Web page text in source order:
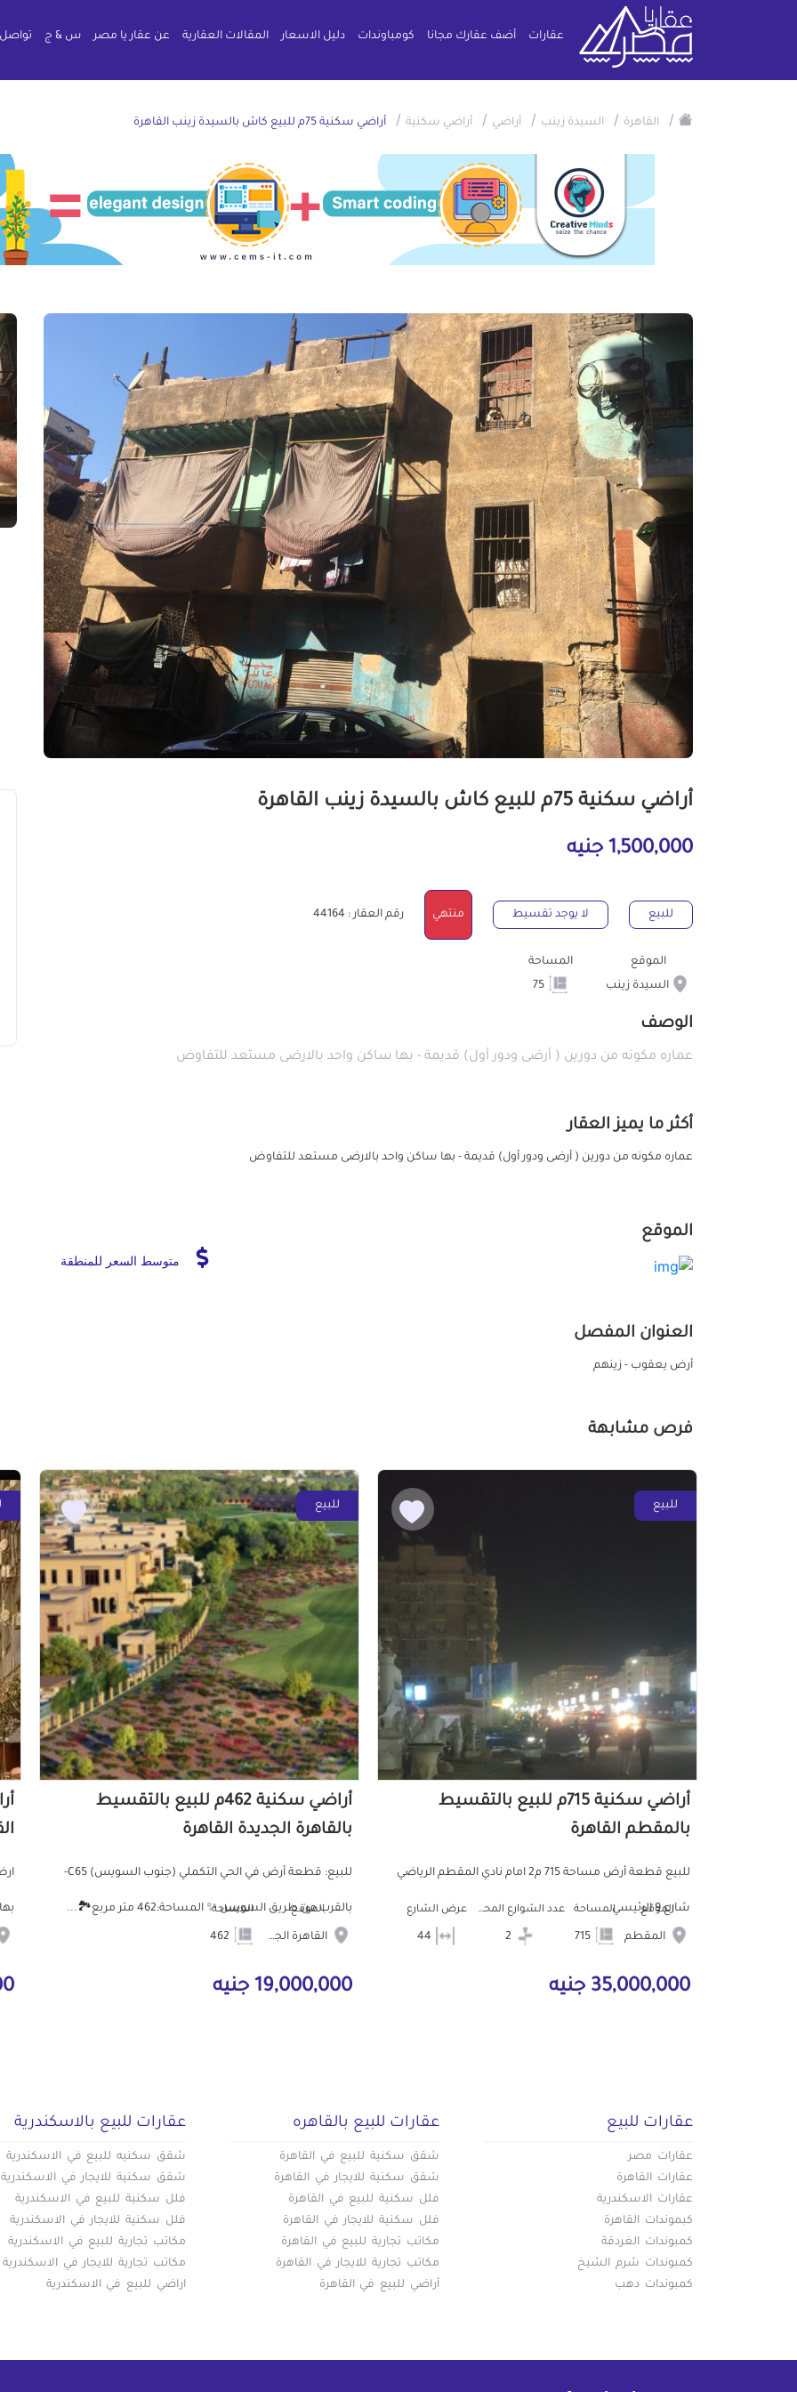
عقارات أضف عقارك مجانا كومباوندات دليل الاسعار المقالات العقارية عن عقار يا مصر س & ج
/ القاهرة / السيدة زينب / أراضي / أراضي سكنية / أراضي سكنية 75م للبيع كاش بالسيدة زينب القاهرة
أراضي سكنية 75م للبيع كاش بالسيدة زينب القاهرة
1,500,000 جنيه
للبيع لا يوجد تقسيط منتهي رقم العقار : 44164
الموقع
السيدة زينب
المساحة
75
الوصف
عماره مكونه من دورين ( أرضى ودور أول) قديمة - بها ساكن واحد بالارضى مستعد للتفاوض
أكثر ما يميز العقار
عماره مكونه من دورين ( أرضى ودور أول) قديمة - بها ساكن واحد بالارضى مستعد للتفاوض
الموقع
متوسط السعر للمنطقة
العنوان المفصل
أرض يعقوب - زينهم
فرص مشابهة
للبيع
أراضي سكنية 715م للبيع بالتقسيط
بالمقطم القاهرة
للبيع قطعة أرض مساحة 715 م2 امام نادي المقطم الرياضي
شارع 9 الرئيسيالموقع
المقطم
المساحة
715
عدد الشوارع المحيطه عرض الشارع
35,000,000 جنيه
للبيع
أراضي سكنية 462م للبيع بالتقسيط
بالقاهرة الجديدة القاهرة
للبيع: قطعة أرض في الحي التكملي (جنوب السويس) C65-
بالقرب من طريق السويس ✨ المساحة:462 متر مربع🏞️...
الموقع
القاهرة الجديدة
المساحة
19,000,000 جنيه
بها
عقارات للبيع
عقارات مصر
عقارات القاهرة
عقارات الاسكندرية
كبموندات القاهرة
كمبوندات الغردقة
كمبوندات شرم الشيخ
كمبوندات دهب
عقارات للبيع بالقاهره
شقق سكنية للبيع في القاهرة
شقق سكنية للايجار في القاهرة
فلل سكنية للبيع في القاهرة
فلل سكنية للايجار في القاهرة
مكاتب تجارية للبيع في القاهرة
مكاتب تجارية للايجار في القاهرة
أراضي للبيع في القاهرة
عقارات للبيع بالاسكندرية
شقق سكنيه للبيع في الاسكندرية
شقق سكنية للايجار في الاسكندرية
فلل سكنية للبيع في الاسكندرية
فلل سكنية للايجار في الاسكندرية
مكاتب تجارية للبيع في الاسكندرية
مكاتب تجارية للايجار في الاسكندرية
اراضي للبيع في الاسكندرية